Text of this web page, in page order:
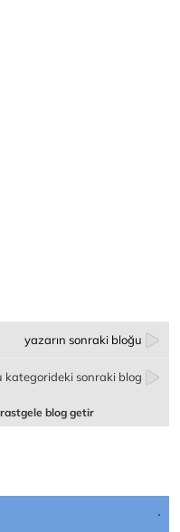
yazarın sonraki bloğu
kategorideki sonraki blog
blog getir